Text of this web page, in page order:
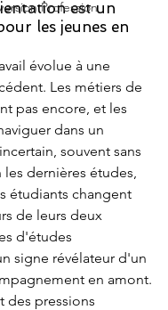
Profession
est un
les jeunes en
évolue à une
Les métiers de
pas encore, et les
dans un
souvent sans
dernières études,
étudiants changent
de leurs deux
d'études
signe révélateur d'un
en amont.
des pressions